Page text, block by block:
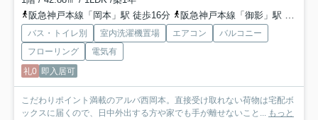
阪急神戸本線「岡本」駅 徒歩16分
阪急神戸本線「御影」駅 徒歩19分
バス・トイレ別 室内洗濯機置場 エアコン
バルコニー
フローリング
電気有
礼0 即入居可
こだわりポイント満載のアルバ西岡本。直接受け取れない荷物は宅配ボ
ックスに届くので、日中外出する方や家でも手が離せないこと... もっと